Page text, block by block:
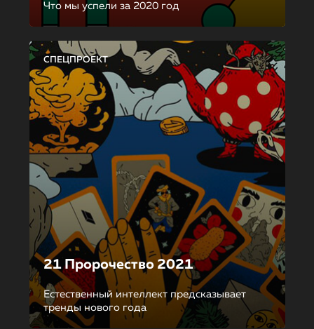
Что мы успели за 2020 год
СПЕЦПРОЕКТ
21 Пророчество 2021
Естественный интеллект предсказывает
тренды нового года